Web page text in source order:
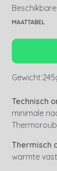
MAATTABEL
Gewicht:
Technisch
minimale
Thermisch
warmte